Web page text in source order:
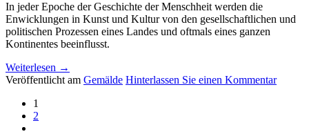
In jeder Epoche der Geschichte der Menschheit werden die
Enwicklungen in Kunst und Kultur von den gesellschaftlichen und
politischen Prozessen eines Landes und oftmals eines ganzen
Kontinentes beeinflusst.
Weiterlesen →
Veröffentlicht am Gemälde Hinterlassen Sie einen Kommentar
1
2